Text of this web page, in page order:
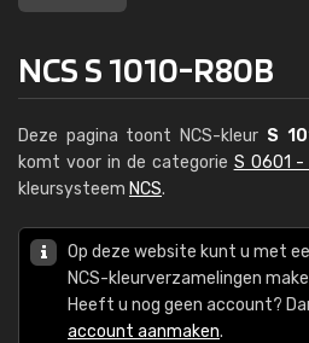
NCS S 1010-R80B
Deze pagina toont NCS-kleur S
komt voor in de categorie S 0601 -
kleursysteem NCS.
Op deze website kunt u met
NCS-kleurverzamelingen
Heeft u nog geen account?
account aanmaken.